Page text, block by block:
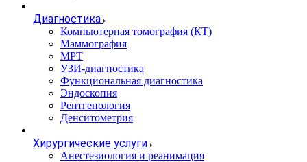
Диагностика
Компьютерная томография (КТ)
Маммография
МРТ
УЗИ-диагностика
Функциональная диагностика
Эндоскопия
Рентгенология
Денситометрия
Хирургические услуги
Анестезиология и реанимация